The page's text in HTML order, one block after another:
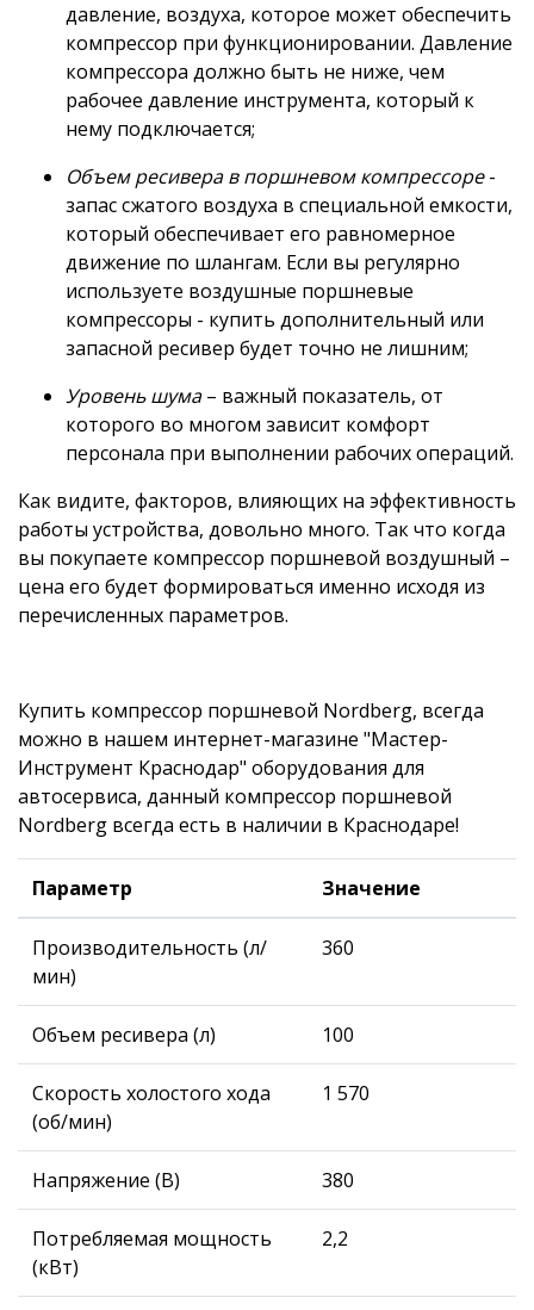
давление, воздуха, которое может обеспечить
компрессор при функционировании. Давление
компрессора должно быть не ниже, чем
рабочее давление инструмента, который к
нему подключается;
Объем ресивера в поршневом компрессоре-
запас сжатого воздуха в специальной емкости,
который обеспечивает его равномерное
движение по шлангам. Если вы регулярно
используете воздушные поршневые
компрессоры - купить дополнительный или
запасной ресивер будет точно не лишним;
Уровень шума– важный показатель, от
которого во многом зависит комфорт
персонала при выполнении рабочих операций.
Как видите, факторов, влияющих на эффективность
работы устройства, довольно много. Так что когда
вы покупаете компрессор поршневой воздушный –
цена его будет формироваться именно исходя из
перечисленных параметров.
Купить компрессор поршневой Nordberg, всегда
можно в нашем интернет-магазине "Мастер-
Инструмент Краснодар" оборудования для
автосервиса, данный компрессор поршневой
Nordberg всегда есть в наличии в Краснодаре!
Параметр Значение
Производительность (л/
мин)
360
Объем ресивера (л) 100
Скорость холостого хода
(об/мин)
1 570
Напряжение (В) 380
Потребляемая мощность
(кВт)
2,2